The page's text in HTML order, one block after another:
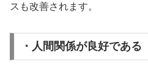
スも改善されます。
・人間関係が良好である